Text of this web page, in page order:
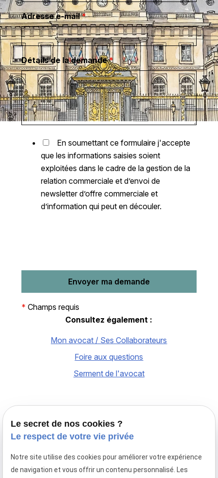
Adresse e-mail*
Détails de la demande*
En soumettant ce formulaire j'accepte
que les informations saisies soient
exploitées dans le cadre de la gestion de la
relation commerciale et d’envoi de
newsletter d’offre commerciale et
d’information qui peut en découler.
* Champs requis
Consultez également :
Mon avocat / Ses Collaborateurs
Foire aux questions
Serment de l'avocat
Avocat en droit de la famille à Paris,
le cabinet Maître Laurence MAYER intervient en
Le secret de nos cookies ?
Le respect de votre vie privée
Notre site utilise des cookies pour améliorer votre expérience
de navigation et vous offrir un contenu personnalisé. Les